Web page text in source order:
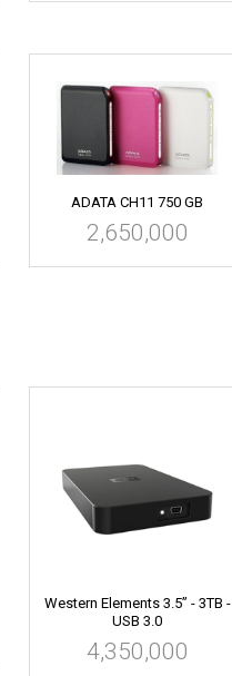
ADATA CH11 750 GB
2,650,000
Western Elements 3.5” - 3TB -
USB 3.0
4,350,000